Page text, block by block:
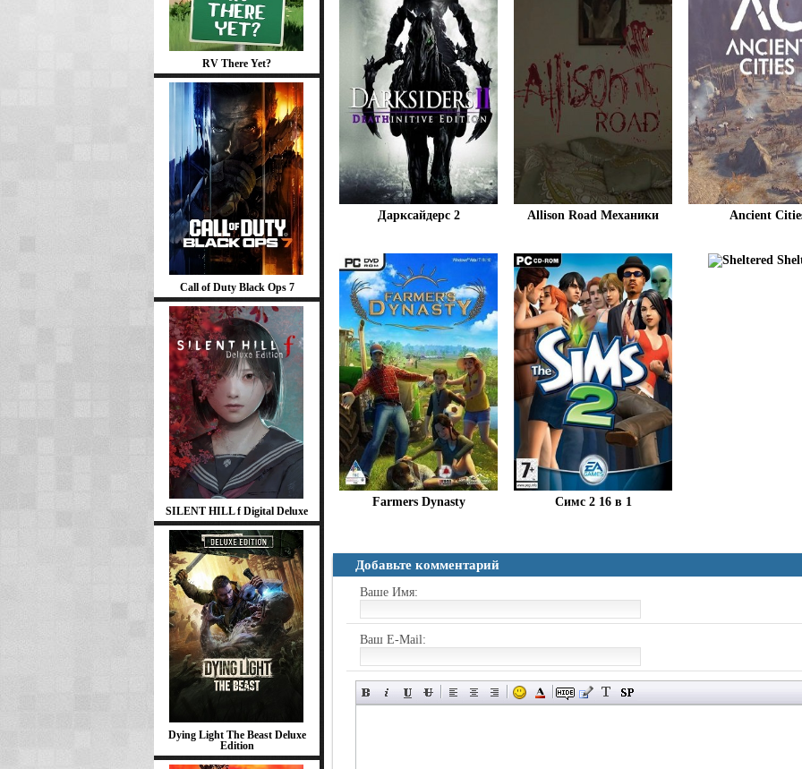
RV There Yet?
Call of Duty Black Ops 7
SILENT HILL f Digital Deluxe
Dying Light The Beast Deluxe
Edition
Дарксайдерс 2 Allison Road Механики Ancient
Farmers Dynasty Симс 2 16 в 1
Добавьте комментарий
Ваше Имя:
Ваш E-Mail: